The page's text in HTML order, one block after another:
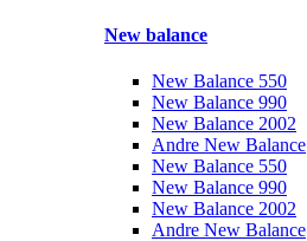
New balance
New Balance 550
New Balance 990
New Balance 2002
Andre New Balance
New Balance 550
New Balance 990
New Balance 2002
Andre New Balance